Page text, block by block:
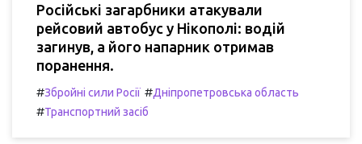
Російські загарбники атакували
рейсовий автобус у Нікополі: водій
загинув, а його напарник отримав
поранення.
#Збройні сили Росії #Дніпропетровська область
#Транспортний засіб